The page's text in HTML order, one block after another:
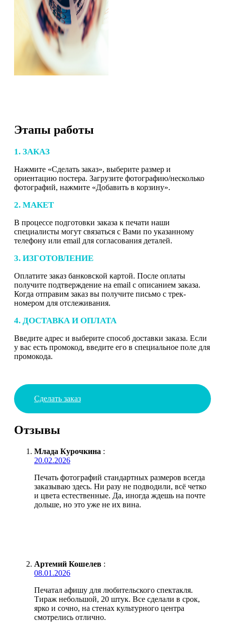
Этапы работы
1. ЗАКАЗ
Нажмите «Сделать заказ», выберите размер и
ориентацию постера. Загрузите фотографию/несколько
фотографий, нажмите «Добавить в корзину».
2. МАКЕТ
В процессе подготовки заказа к печати наши
специалисты могут связаться с Вами по указанному
телефону или email для согласования деталей.
3. ИЗГОТОВЛЕНИЕ
Оплатите заказ банковской картой. После оплаты
получите подтверждение на email с описанием заказа.
Когда отправим заказ вы получите письмо с трек-
номером для отслеживания.
4. ДОСТАВКА И ОПЛАТА
Введите адрес и выберите способ доставки заказа. Если
у вас есть промокод, введите его в специальное поле для
промокода.
Сделать заказ
Отзывы
Млада Курочкина :
20.02.2026
Печать фотографий стандартных размеров всегда
заказываю здесь. Ни разу не подводили, всё четко
и цвета естественные. Да, иногда ждешь на почте
дольше, но это уже не их вина.
Артемий Кошелев :
08.01.2026
Печатал афишу для любительского спектакля.
Тираж небольшой, 20 штук. Все сделали в срок,
ярко и сочно, на стенах культурного центра
смотрелись отлично.